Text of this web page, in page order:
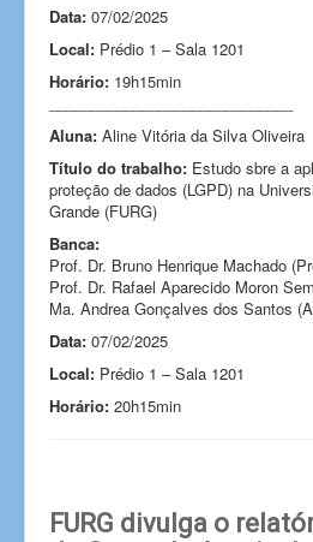
Data: 07/02/2025
Local: Prédio 1 – Sala 1201
Horário: 19h15min
Aluna: Aline Vitória da Silva Oliveira
Título do trabalho: Estudo sbre a
proteção de dados (LGPD) na
Grande (FURG)
Banca:
Prof. Dr. Bruno Henrique Machado
Prof. Dr. Rafael Aparecido Moron
Ma. Andrea Gonçalves dos Santos
Data: 07/02/2025
Local: Prédio 1 – Sala 1201
Horário: 20h15min
FURG divulga o